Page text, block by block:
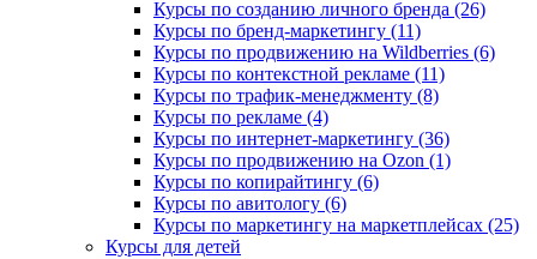
Курсы по созданию личного бренда (26)
Курсы по бренд-маркетингу (11)
Курсы по продвижению на Wildberries (6)
Курсы по контекстной рекламе (11)
Курсы по трафик-менеджменту (8)
Курсы по рекламе (4)
Курсы по интернет-маркетингу (36)
Курсы по продвижению на Ozon (1)
Курсы по копирайтингу (6)
Курсы по авитологу (6)
Курсы по маркетингу на маркетплейсах (25)
Курсы для детей